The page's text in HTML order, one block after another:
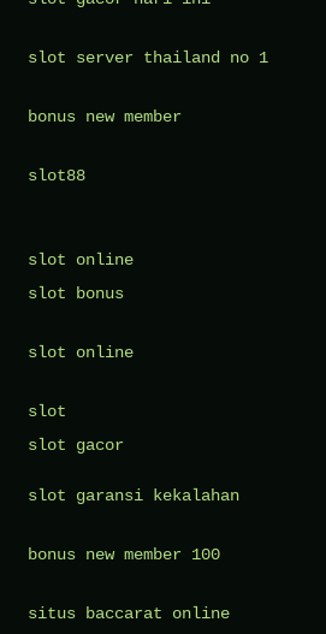
slot server thailand no 1
bonus new member
slot88
slot online
slot bonus
slot online
slot
slot gacor
slot garansi kekalahan
bonus new member 100
situs baccarat online